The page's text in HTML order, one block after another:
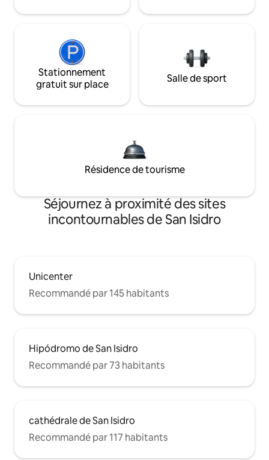
Stationnement
gratuit sur place
Salle de sport
Résidence de tourisme
Séjournez à proximité des sites
incontournables de San Isidro
Unicenter
Recommandé par 145 habitants
Hipódromo de San Isidro
Recommandé par 73 habitants
cathédrale de San Isidro
Recommandé par 117 habitants